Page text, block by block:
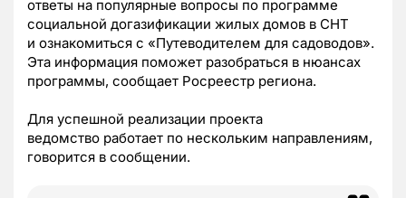
ответы на популярные вопросы по программе
социальной догазификации жилых домов в СНТ
и ознакомиться с «Путеводителем для садоводов».
Эта информация поможет разобраться в нюансах
программы, сообщает Росреестр региона.
Для успешной реализации проекта
ведомство работает по нескольким направлениям,
говорится в сообщении.